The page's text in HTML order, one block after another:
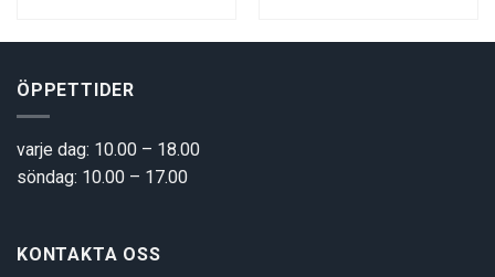
ÖPPETTIDER
varje dag: 10.00 – 18.00
söndag: 10.00 – 17.00
KONTAKTA OSS